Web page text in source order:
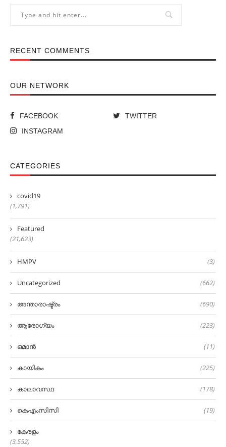
RECENT COMMENTS
OUR NETWORK
FACEBOOK
TWITTER
INSTAGRAM
CATEGORIES
covid19
(1,791)
Featured
(21,623)
HMPV (3)
Uncategorized (662)
അന്താരാഷ്ട്രം (690)
ആരോഗ്യം (223)
ഒമാൻ (11)
കായികം (225)
കാലാവസ്ഥ (178)
കെഎംസിസി (19)
കേരളം
(3,552)